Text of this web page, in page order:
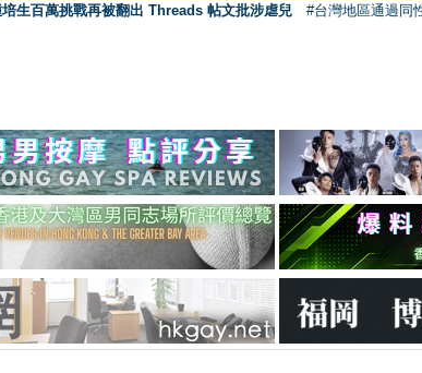
生百萬挑戰再被翻出 Threads 帖文批涉虐兒 #台灣地區通過同